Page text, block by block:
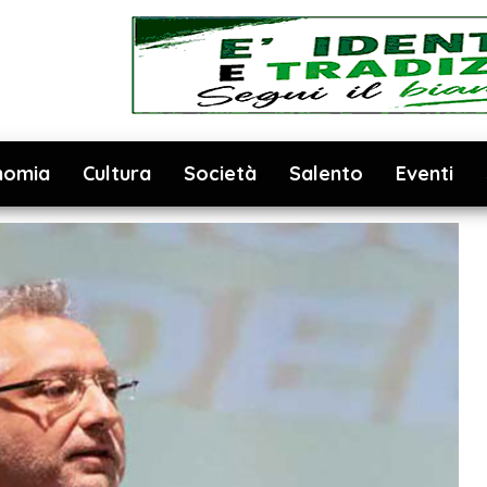
Cultura Società Salento Eventi